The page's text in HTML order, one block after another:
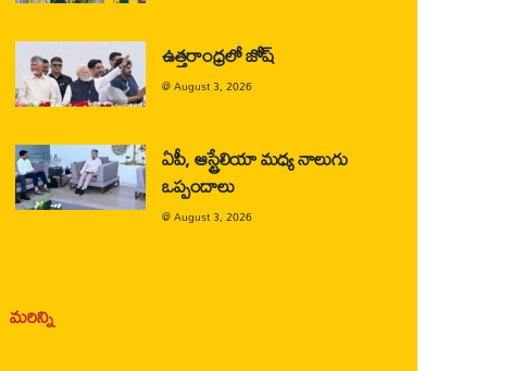
ఉత్తరాంధ్రలో జోష్
@August 3, 2026
ఏపీ, ఆస్ట్రేలియా మధ్య నాలుగు
ఒప్పందాలు
@August 3, 2026
మరిన్ని